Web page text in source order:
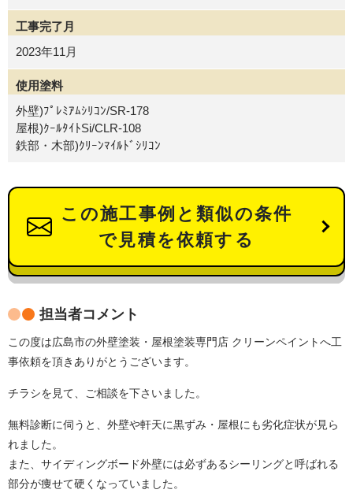
工事完了月
2023年11月
使用塗料
外壁)ﾌﾟﾚﾐｱﾑｼﾘｺﾝ/SR-178
屋根)ｸｰﾙﾀｲﾄSi/CLR-108
鉄部・木部)ｸﾘｰﾝﾏｲﾙﾄﾞｼﾘｺﾝ
この施工事例と類似の条件
で見積を依頼する
担当者コメント
この度は広島市の外壁塗装・屋根塗装専門店 クリーンペイントへ工
事依頼を頂きありがとうございます。
チラシを見て、ご相談を下さいました。
無料診断に伺うと、外壁や軒天に黒ずみ・屋根にも劣化症状が見ら
れました。
また、サイディングボード外壁には必ずあるシーリングと呼ばれる
部分が痩せて硬くなっていました。